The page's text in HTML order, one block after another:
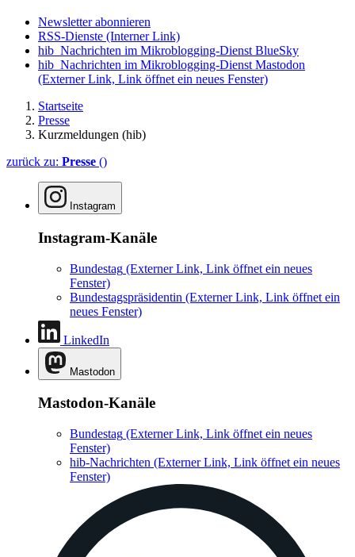
Newsletter abonnieren
RSS-Dienste (Interner Link)
hib_Nachrichten im Mikroblogging-Dienst BlueSky
hib_Nachrichten im Mikroblogging-Dienst Mastodon
(Externer Link, Link öffnet ein neues Fenster)
Startseite
Presse
Kurzmeldungen (hib)
zurück zu: Presse ()
Instagram
Instagram-Kanäle
Bundestag (Externer Link, Link öffnet ein neues
Fenster)
Bundestagspräsidentin (Externer Link, Link öffnet ein
neues Fenster)
LinkedIn
Mastodon
Mastodon-Kanäle
Bundestag (Externer Link, Link öffnet ein neues
Fenster)
hib-Nachrichten (Externer Link, Link öffnet ein neues
Fenster)